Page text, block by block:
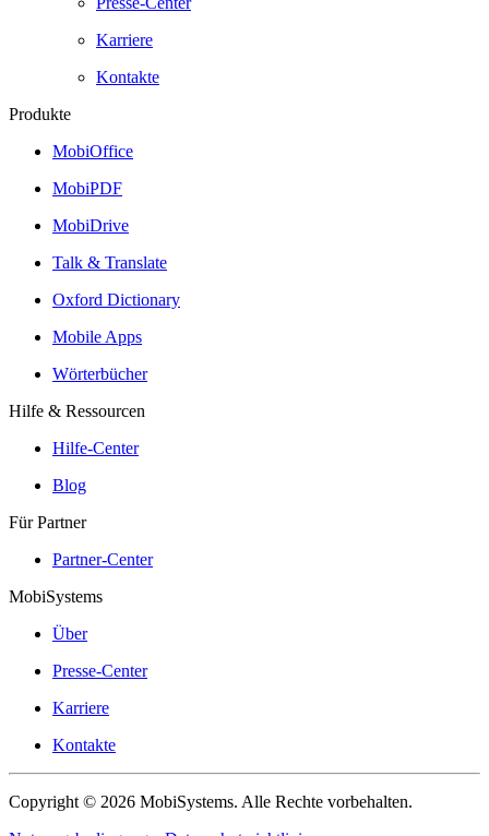
Karriere
Kontakte
Produkte
MobiOffice
MobiPDF
MobiDrive
Talk & Translate
Oxford Dictionary
Mobile Apps
Wörterbücher
Hilfe & Ressourcen
Hilfe-Center
Blog
Für Partner
Partner-Center
MobiSystems
Über
Presse-Center
Karriere
Kontakte
Copyright © 2026 MobiSystems. Alle Rechte vorbehalten.